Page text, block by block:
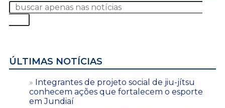
ÚLTIMAS NOTÍCIAS
Integrantes de projeto social de jiu-jítsu
conhecem ações que fortalecem o esporte
em Jundiaí